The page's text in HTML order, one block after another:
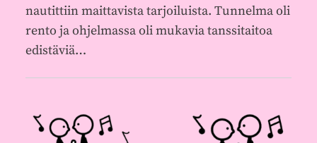
nautittiin maittavista tarjoiluista. Tunnelma oli
rento ja ohjelmassa oli mukavia tanssitaitoa
edistäviä…